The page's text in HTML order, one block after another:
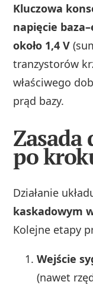
Kluczowa
napięcie
około 1,4 V
tranzystorów
właściwego
prąd bazy.
Zasada
po
Działanie
kaskadowym
Kolejne etapy
Wejście
(nawet